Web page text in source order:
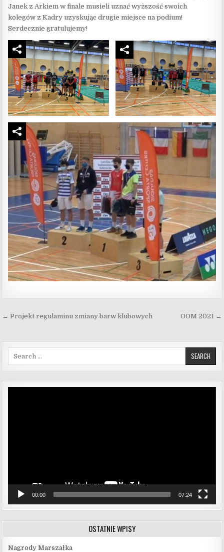
Janek z Arkiem w finale musieli uznać wyższość swoich
kolegów z Kadry uzyskując drugie miejsce na podium!
Serdecznie gratulujemy!
Nawigacja wpisu OOM 2021 →
← Projekt regulaminu zmiany barw klubowych
Search for:
00:00 07:24
OSTATNIE WPISY
Nagrody Marszałka